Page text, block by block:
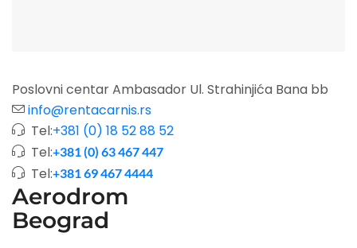
Poslovni centar Ambasador Ul. Strahinjića Bana bb
info@rentacarnis.rs
Tel:+381 (0) 18 52 88 52
Tel:+381 (0) 63 467 447
Tel:+381 69 467 4444
Aerodrom
Beograd